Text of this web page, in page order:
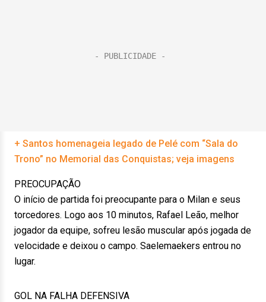
+ Santos homenageia legado de Pelé com “Sala do
Trono” no Memorial das Conquistas; veja imagens
PREOCUPAÇÃO
O início de partida foi preocupante para o Milan e seus
torcedores. Logo aos 10 minutos, Rafael Leão, melhor
jogador da equipe, sofreu lesão muscular após jogada de
velocidade e deixou o campo. Saelemaekers entrou no
lugar.
GOL NA FALHA DEFENSIVA